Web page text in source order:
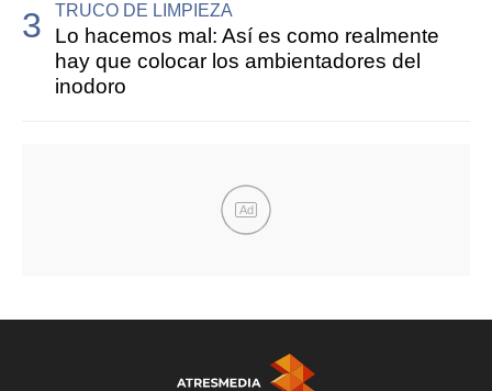
TRUCO DE LIMPIEZA
Lo hacemos mal: Así es como realmente
hay que colocar los ambientadores del
inodoro
Ad